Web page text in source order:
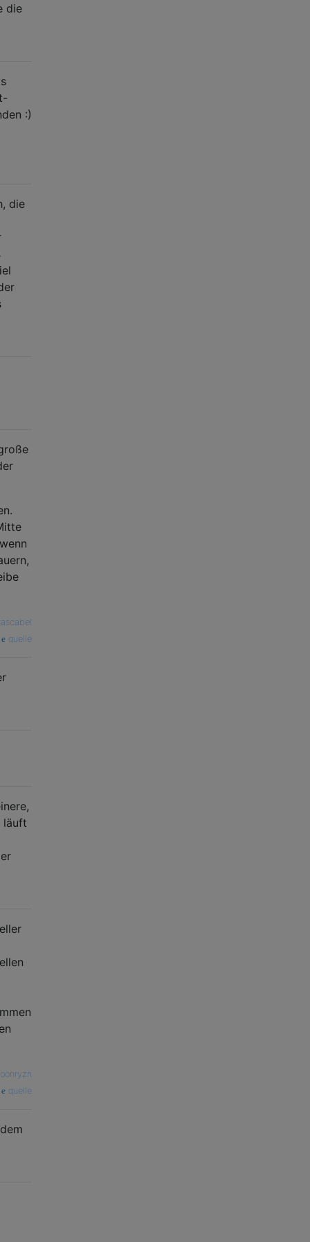
die
:)
die
quelle
läuft
quelle